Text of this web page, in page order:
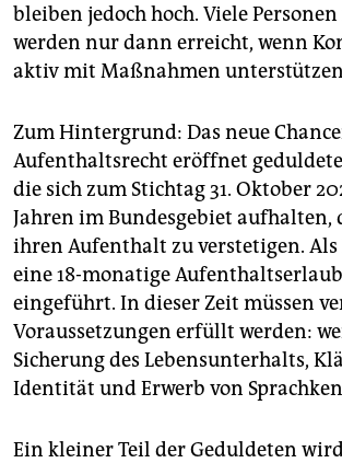
bleiben jedoch hoch. Viele
werden nur dann erreicht, wenn
aktiv mit Maßnahmen
Zum Hintergrund: Das neue
Aufenthaltsrecht eröffnet
die sich zum Stichtag 31. Oktober
Jahren im Bundesgebiet aufhalten,
ihren Aufenthalt zu verstetigen. Als
eine 18-monatige
eingeführt. In dieser Zeit müssen
Voraussetzungen erfüllt werden:
Sicherung des Lebensunterhalts,
Identität und Erwerb von
Ein kleiner Teil der Geduldeten